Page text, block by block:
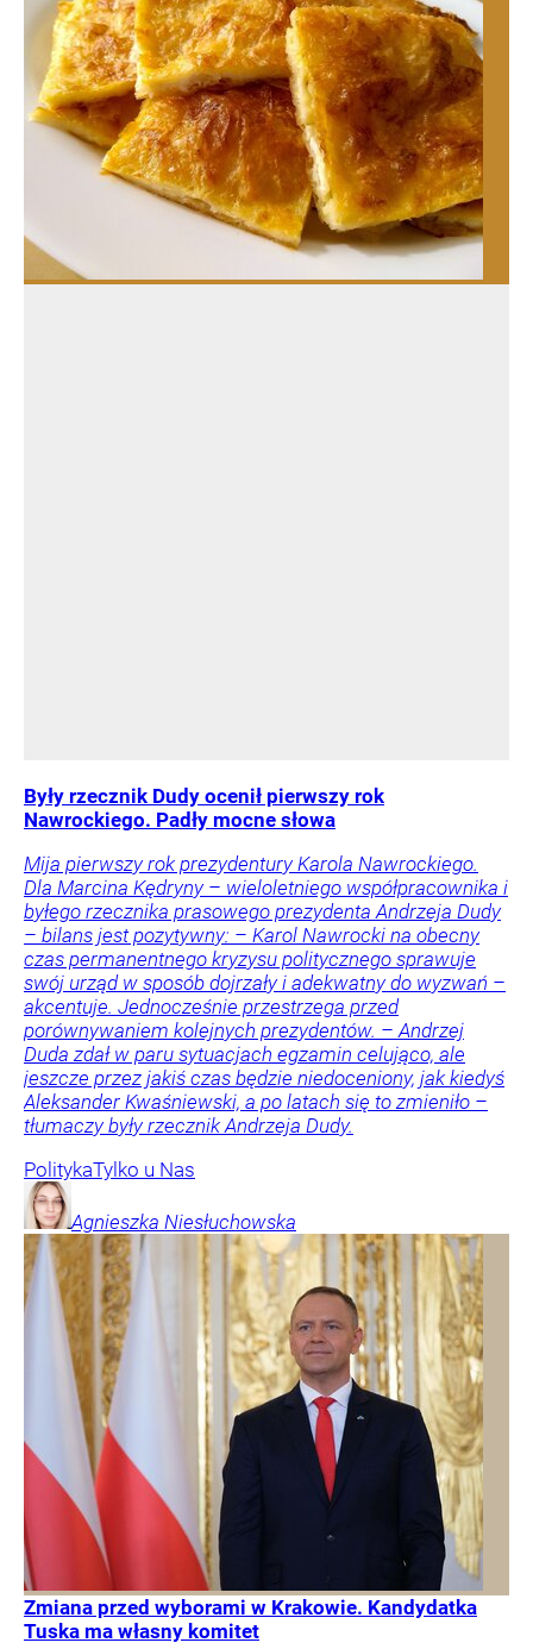
Były rzecznik Dudy ocenił pierwszy rok
Nawrockiego. Padły mocne słowa
Mija pierwszy rok prezydentury Karola Nawrockiego.
Dla Marcina Kędryny – wieloletniego współpracownika i
byłego rzecznika prasowego prezydenta Andrzeja Dudy
– bilans jest pozytywny: – Karol Nawrocki na obecny
czas permanentnego kryzysu politycznego sprawuje
swój urząd w sposób dojrzały i adekwatny do wyzwań –
akcentuje. Jednocześnie przestrzega przed
porównywaniem kolejnych prezydentów. – Andrzej
Duda zdał w paru sytuacjach egzamin celująco, ale
jeszcze przez jakiś czas będzie niedoceniony, jak kiedyś
Aleksander Kwaśniewski, a po latach się to zmieniło –
tłumaczy były rzecznik Andrzeja Dudy.
PolitykaTylko u Nas
Agnieszka Niesłuchowska
Zmiana przed wyborami w Krakowie. Kandydatka
Tuska ma własny komitet